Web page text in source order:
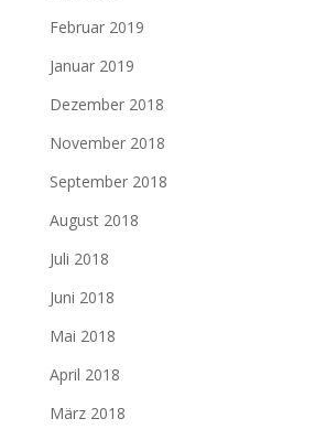
Februar 2019
Januar 2019
Dezember 2018
November 2018
September 2018
August 2018
Juli 2018
Juni 2018
Mai 2018
April 2018
März 2018